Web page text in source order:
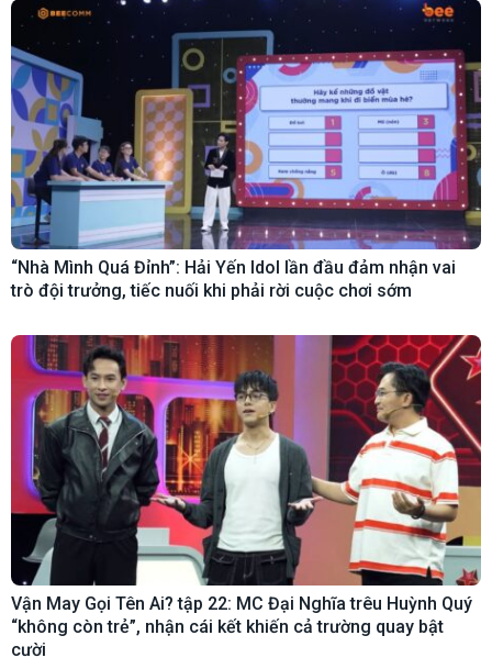
“Nhà Mình Quá Đỉnh”: Hải Yến Idol lần đầu đảm nhận vai
trò đội trưởng, tiếc nuối khi phải rời cuộc chơi sớm
Vận May Gọi Tên Ai? tập 22: MC Đại Nghĩa trêu Huỳnh Quý
“không còn trẻ”, nhận cái kết khiến cả trường quay bật
cười